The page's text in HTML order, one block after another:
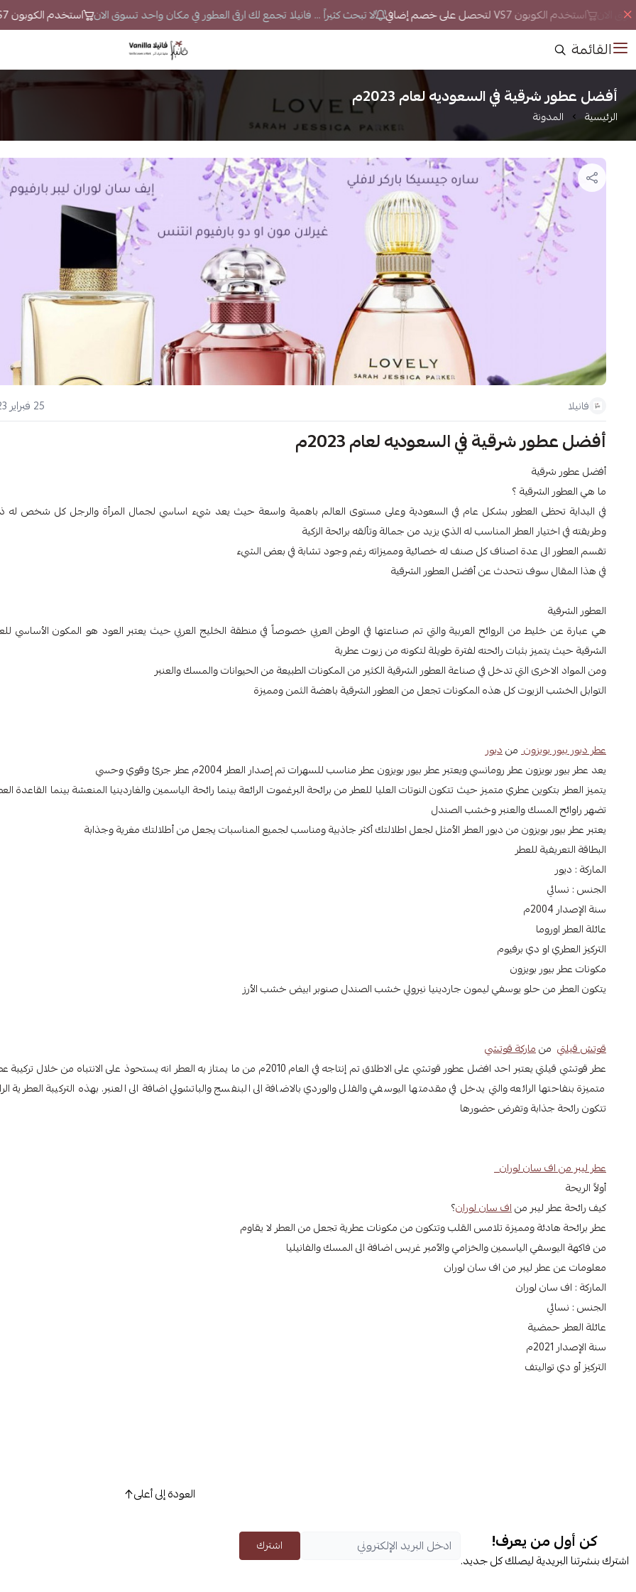
استخدم الكوبون VS7 لتحصل على خصم إضافي لا تبحث كثيراً ... فانيلا تجمع لك ارقى العطور في مكان واحد تسوق الان استخدم الكوبون VS7 لتحصل على خصم إضافي
القائمة فانيلا
أفضل عطور شرقية في السعوديه لعام 2023م
الرئيسية المدونة
فانيلا 25 فبراير 2023
أفضل عطور شرقية في السعوديه لعام 2023م
أفضل عطور شرقية
ما هي العطور الشرقية ؟
في البداية تحظى العطور بشكل عام في السعودية وعلى مستوى العالم باهمية واسعة حيث يعد شيء اساسي لجمال المرأة والرجل كل شخص له
وطريقته في اختيار العطر المناسب له الذي يزيد من جمالة وتألقه برائحة الزكية
تقسم العطور الى عدة اصناف كل صنف له خصائية ومميزاته رغم وجود تشابة في بعض الشيء
في هذا المقال سوف نتحدث عن أفضل العطور الشرقية
العطور الشرقية
هي عبارة عن خليط من الروائح العربية والتي تم صناعتها في الوطن العربي خصوصاً في منطقة الخليج العربي حيث يعتبر العود هو المكون الأساسي
الشرقية حيث يتميز بثبات رائحته لفترة طويلة لتكونه من زيوت عطرية
ومن المواد الاخرى التي تدخل في صناعة العطور الشرقية الكثير من المكونات الطبيعة من الحيوانات والمسك والعنبر
التوابل الخشب الزيوت كل هذه المكونات تجعل من العطور الشرقية باهضة الثمن ومميزة
عطر ديور بيور بويزونمنديور
يعد عطر بيور بويزون عطر رومانسي ويعتبر عطر بيور بويزون عطر مناسب للسهرات تم إصدار العطر 2004م عطر جرئ وقوي وحسي
يتميز العطر بتكوين عطري متميز حيث تتكون النوتات العليا للعطر من برائحة البرغموت الرائعة بينما رائحة الياسمين والغاردينيا المنعشة بينما القاعدة
تضهر راوائح المسك والعنبر وخشب الصندل
يعتبر عطر بيور بويزون من ديور العطر الأمثل لجعل اطلالتك أكثر جاذبية ومناسب لجميع المناسبات يجعل من أطلالتك مغرية وجذابة
البطاقة التعريفية للعطر
الماركة : ديور
الجنس : نسائي
سنة الإصدار 2004م
عائلة العطر اوروما
التركيز العطري او دي برفيوم
مكونات عطر بيور بويزون
يتكون العطر من حلو يوسفي ليمون جاردينيا نيرولي خشب الصندل صنوبر ابيض خشب الأرز
قوتش قيلتي منماركة قوتشي
عطر قوتشي قيلتي يعتبر احد افضل عطور قوتشي على الاطلاق تم إنتاجه في العام 2010م من ما يمتاز به العطر انه يستحوذ على الانتباه من خلال
متميزة بنفاحتها الرائعه والتي يدخل في مقدمتها اليوسفي والفلل والوردي بالاضافة الى البنفسج والباتشولي اضافة الى العنبر. بهذه التركيبة العطرية
تتكون رائحة جذابة وتفرض حضورها
عطر ليبر من اف سان لوران
أولاً الريحة
كيف رائحة عطر ليبر مناف سان لوران؟
عطر برائحة هادئة ومميزة تلامس القلب وتتكون من مكونات عطرية تجعل من العطر لا يقاوم
من فاكهة اليوسفي الياسمين والخزامي والآمبر غريس اضافة الى المسك والفانيليا
معلومات عن عطر ليبر من اف سان لوران
الماركة : اف سان لوران
الجنس : نسائي
عائلة العطر حمضية
سنة الإصدار 2021م
التركيز أو دي تواليتف
العودة إلى أعلى
كن أول من يعرف!
اشترك بنشرتنا البريدية ليصلك كل جديد.
اشترك